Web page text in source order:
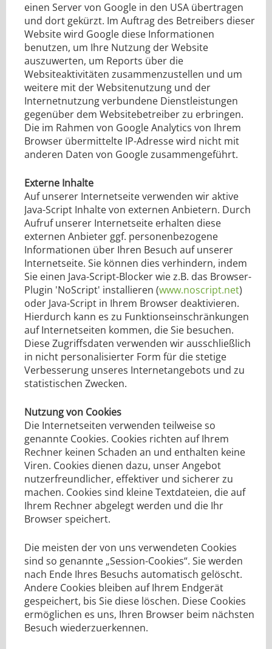
einen Server von Google in den USA übertragen
und dort gekürzt. Im Auftrag des Betreibers dieser
Website wird Google diese Informationen
benutzen, um Ihre Nutzung der Website
auszuwerten, um Reports über die
Websiteaktivitäten zusammenzustellen und um
weitere mit der Websitenutzung und der
Internetnutzung verbundene Dienstleistungen
gegenüber dem Websitebetreiber zu erbringen.
Die im Rahmen von Google Analytics von Ihrem
Browser übermittelte IP-Adresse wird nicht mit
anderen Daten von Google zusammengeführt.
Externe Inhalte
Auf unserer Internetseite verwenden wir aktive
Java-Script Inhalte von externen Anbietern. Durch
Aufruf unserer Internetseite erhalten diese
externen Anbieter ggf. personenbezogene
Informationen über Ihren Besuch auf unserer
Internetseite. Sie können dies verhindern, indem
Sie einen Java-Script-Blocker wie z.B. das Browser-
Plugin 'NoScript' installieren (www.noscript.net)
oder Java-Script in Ihrem Browser deaktivieren.
Hierdurch kann es zu Funktionseinschränkungen
auf Internetseiten kommen, die Sie besuchen.
Diese Zugriffsdaten verwenden wir ausschließlich
in nicht personalisierter Form für die stetige
Verbesserung unseres Internetangebots und zu
statistischen Zwecken.
Nutzung von Cookies
Die Internetseiten verwenden teilweise so
genannte Cookies. Cookies richten auf Ihrem
Rechner keinen Schaden an und enthalten keine
Viren. Cookies dienen dazu, unser Angebot
nutzerfreundlicher, effektiver und sicherer zu
machen. Cookies sind kleine Textdateien, die auf
Ihrem Rechner abgelegt werden und die Ihr
Browser speichert.
Die meisten der von uns verwendeten Cookies
sind so genannte „Session-Cookies“. Sie werden
nach Ende Ihres Besuchs automatisch gelöscht.
Andere Cookies bleiben auf Ihrem Endgerät
gespeichert, bis Sie diese löschen. Diese Cookies
ermöglichen es uns, Ihren Browser beim nächsten
Besuch wiederzuerkennen.